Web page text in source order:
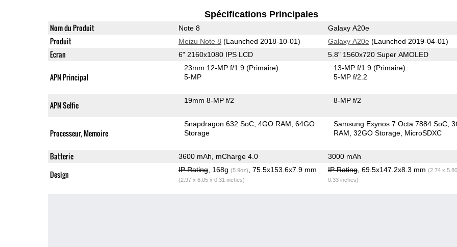
Spécifications Principales
Nom du Produit Note 8 Galaxy A20e
Produit Meizu Note 8 (Launched 2018-10-01) Galaxy A20e (Launched 2019-04-01)
Ecran 6" 2160x1080 IPS LCD 5.8" 1560x720 Super AMOLED
APN Principal
23mm 12-MP f/1.9(Primaire)
5-MP
13-MP f/1.9(Primaire)
5-MP f/2.2
APN Selfie 19mm 8-MP f/2 8-MP f/2
Processeur, Memoire
Snapdragon 632 SoC 4GO RAM 64GO
Storage
Samsung Exynos 7 Octa 7884 SoC
RAM 32GO Storage MicroSDXC
Batterie 3600 mAh, mCharge 4.0 3000 mAh
Design IP Rating, 168g (5.9oz) , 75.5x153.6x7.9 mm
(2.97 x 6.05 x 0.31 inches)
IP Rating, 69.5x147.2x8.3 mm (2.74 x
0.33 inches)